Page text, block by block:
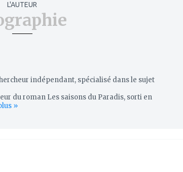
L'AUTEUR
indépendant, spécialisé dans le sujet
du roman Les saisons du Paradis, sorti en
»